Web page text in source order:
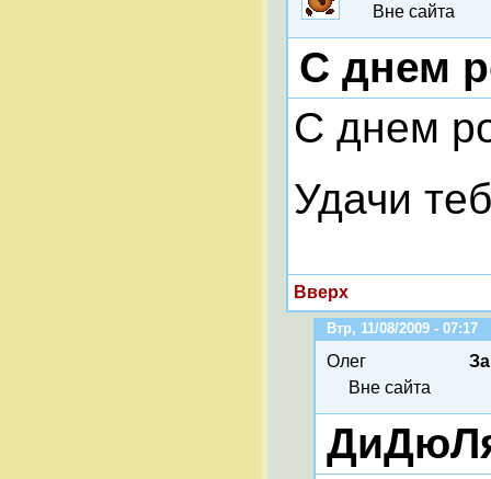
Вне сайта
С днем
С днем
Удачи
Вверх
Втр, 11/08/2009 - 07:17
Олег
Вне сайта